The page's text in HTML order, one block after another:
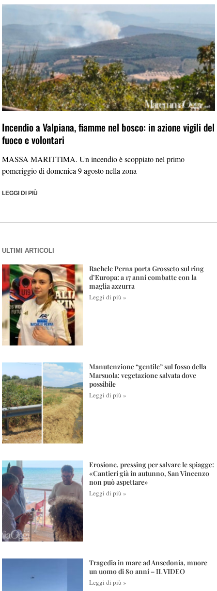
Incendio a Valpiana, fiamme nel bosco: in azione vigili del
fuoco e volontari
MASSA MARITTIMA. Un incendio è scoppiato nel primo
pomeriggio di domenica 9 agosto nella zona
LEGGI DI PIÙ
ULTIMI ARTICOLI
Rachele Perna porta Grosseto sul ring
d’Europa: a 17 anni combatte con la
maglia azzurra
Leggi di più »
Manutenzione “gentile” sul fosso della
Marsuola: vegetazione salvata dove
possibile
Leggi di più »
Erosione, pressing per salvare le spiagge:
«Cantieri già in autunno, San Vincenzo
non può aspettare»
Leggi di più »
Tragedia in mare ad Ansedonia, muore
un uomo di 80 anni – IL VIDEO
Leggi di più »